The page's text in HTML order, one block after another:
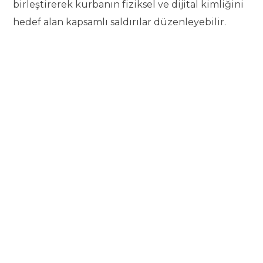
birleştirerek kurbanın fiziksel ve dijital kimliğini
hedef alan kapsamlı saldırılar düzenleyebilir.